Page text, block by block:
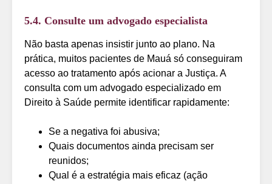
5.4. Consulte um advogado especialista
Não basta apenas insistir junto ao plano. Na
prática, muitos pacientes de Mauá só conseguiram
acesso ao tratamento após acionar a Justiça. A
consulta com um advogado especializado em
Direito à Saúde permite identificar rapidamente:
Se a negativa foi abusiva;
Quais documentos ainda precisam ser
reunidos;
Qual é a estratégia mais eficaz (ação